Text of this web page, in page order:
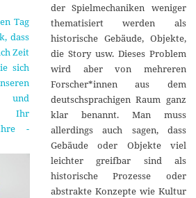
Tag
dass
Zeit
sich
und
Ihr
-
der Spielmechaniken weniger
thematisiert werden als
historische Gebäude, Objekte,
die Story usw. Dieses Problem
wird aber von mehreren
Forscher*innen aus dem
deutschsprachigen Raum ganz
klar benannt. Man muss
allerdings auch sagen, dass
Gebäude oder Objekte viel
leichter greifbar sind als
historische Prozesse oder
abstrakte Konzepte wie Kultur